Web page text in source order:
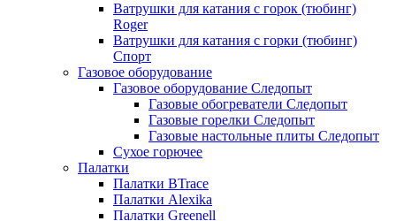
Ватрушки для катания с горок (тюбинг)
Roger
Ватрушки для катания с горки (тюбинг)
Спорт
Газовое оборудование
Газовое оборудование Следопыт
Газовые обогреватели Следопыт
Газовые горелки Следопыт
Газовые настольные плиты Следопыт
Сухое горючее
Палатки
Палатки BTrace
Палатки Alexika
Палатки Greenell